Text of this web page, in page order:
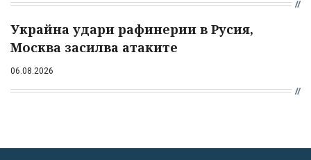
Украйна удари рафинерии в Русия,
Москва засилва атаките
06.08.2026